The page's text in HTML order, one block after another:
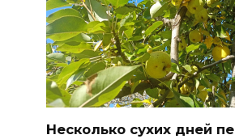
Несколько сухих дней